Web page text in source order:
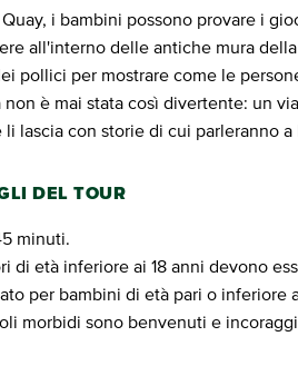
i bambini possono provare i
all'interno delle antiche mura
pollici per mostrare come le
non è mai stata così divertente: un
li lascia con storie di cui parleranno
DEL TOUR
minuti.
di età inferiore ai 18 anni devono
per bambini di età pari o inferiore
morbidi sono benvenuti e